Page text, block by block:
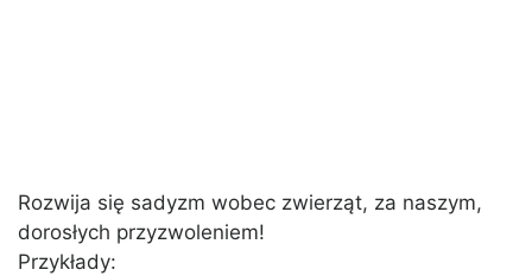
Rozwija się sadyzm wobec zwierząt, za naszym,
dorosłych przyzwoleniem!
Przykłady: